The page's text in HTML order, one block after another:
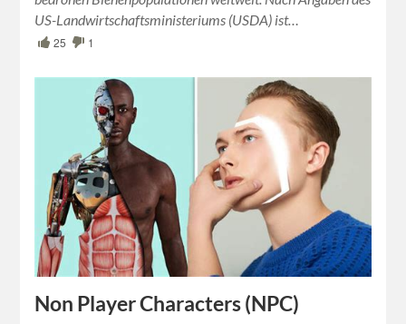
US-Landwirtschaftsministeriums (USDA) ist…
25 1
Non Player Characters (NPC)